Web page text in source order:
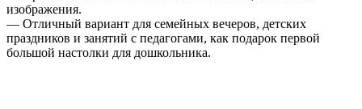
изображения.
— Отличный вариант для семейных вечеров, детских
праздников и занятий с педагогами, как подарок первой
большой настолки для дошкольника.